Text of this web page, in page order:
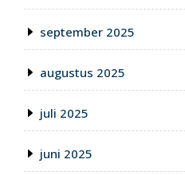
september 2025
augustus 2025
juli 2025
juni 2025